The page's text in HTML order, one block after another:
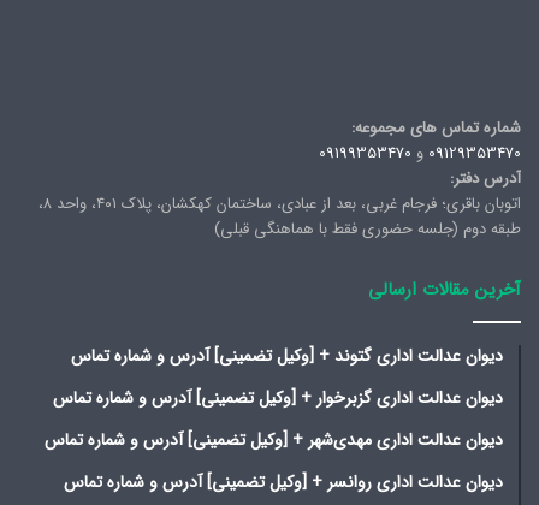
شماره تماس های مجموعه:
09129353470 و 09199353470
آدرس دفتر:
اتوبان باقری؛ فرجام غربی، بعد از عبادی، ساختمان کهکشان، پلاک ۴۰۱، واحد ۸،
طبقه دوم (جلسه حضوری فقط با هماهنگی قبلی)
آخرین مقالات ارسالی
دیوان عدالت اداری گتوند + [وکیل تضمینی] آدرس و شماره تماس
دیوان عدالت اداری گزبرخوار + [وکیل تضمینی] آدرس و شماره تماس
دیوان عدالت اداری مهدی‌شهر + [وکیل تضمینی] آدرس و شماره تماس
دیوان عدالت اداری روانسر + [وکیل تضمینی] آدرس و شماره تماس